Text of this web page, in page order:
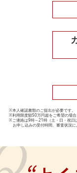
※本人確認書類のご提出が必要です。
※利用限度額50万円超をご希望の場合
※ご連絡は9時～21時（土・日・祝日
お申し込みの受付時間、審査状況